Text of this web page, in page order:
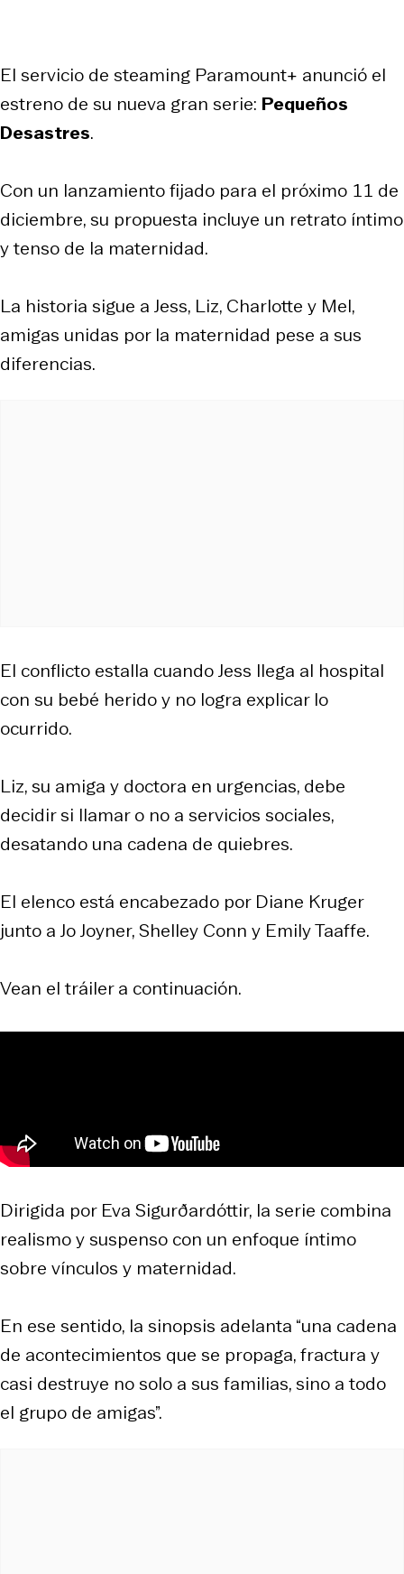
El servicio de steaming Paramount+ anunció el
estreno de su nueva gran serie: Pequeños
Desastres.
Con un lanzamiento fijado para el próximo 11 de
diciembre, su propuesta incluye un retrato íntimo
y tenso de la maternidad.
La historia sigue a Jess, Liz, Charlotte y Mel,
amigas unidas por la maternidad pese a sus
diferencias.
El conflicto estalla cuando Jess llega al hospital
con su bebé herido y no logra explicar lo
ocurrido.
Liz, su amiga y doctora en urgencias, debe
decidir si llamar o no a servicios sociales,
desatando una cadena de quiebres.
El elenco está encabezado por Diane Kruger
junto a Jo Joyner, Shelley Conn y Emily Taaffe.
Vean el tráiler a continuación.
Dirigida por Eva Sigurðardóttir, la serie combina
realismo y suspenso con un enfoque íntimo
sobre vínculos y maternidad.
En ese sentido, la sinopsis adelanta “una cadena
de acontecimientos que se propaga, fractura y
casi destruye no solo a sus familias, sino a todo
el grupo de amigas”.